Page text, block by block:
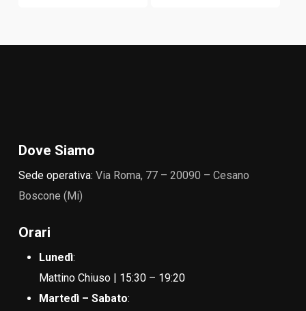
Dove Siamo
Sede operativa: Via Roma, 77 – 20090 – Cesano
Boscone (Mi)
Orari
Lunedì:
Mattino Chiuso | 15:30 – 19:20
Martedì – Sabato: